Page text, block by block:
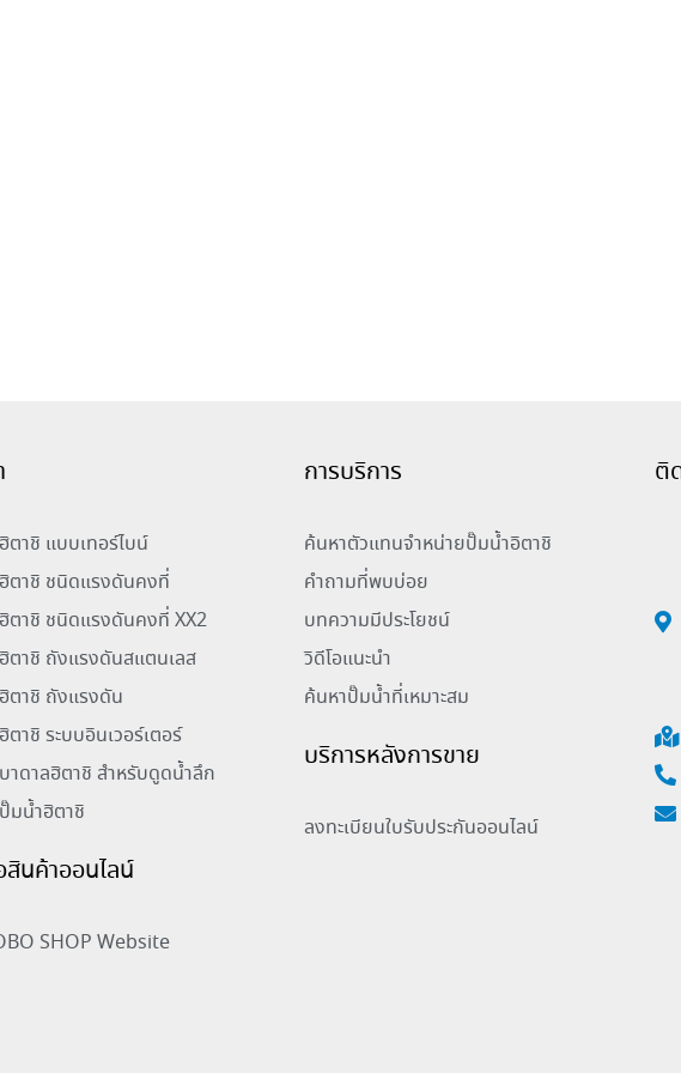
ตาชิ แบบเทอร์ไบน์
ตาชิ ชนิดแรงดันคงที่
ตาชิ ชนิดแรงดันคงที่ XX2
ตาชิ ถังแรงดันสแตนเลส
ตาชิ ถังแรงดัน
ตาชิ ระบบอินเวอร์เตอร์
าดาลฮิตาชิ สำหรับดูดน้ำลึก
มน้ำฮิตาชิ
นค้าออนไลน์
SHOP Website
การบริการ
ค้นหาตัวแทนจำหน่ายปั๊มน้ำอิตาชิ
คำถามที่พบบ่อย
บทความมีประโยชน์
วิดีโอแนะนำ
ค้นหาปั๊มน้ำที่เหมาะสม
บริการหลังการขาย
ลงทะเบียนใบรับประกันออนไลน์
ติ